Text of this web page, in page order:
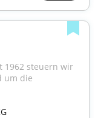
1962 steuern wir
um die